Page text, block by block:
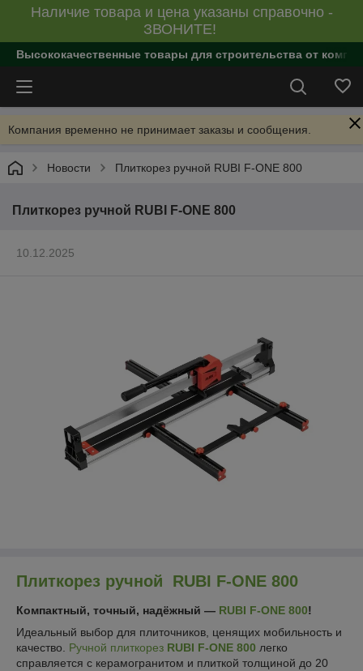
Наличие товара и цена указаны справочно -
ЗВОНИТЕ!
Высококачественные товары для строительства от
Компания временно не принимает заказы и сообщения.
Новости Плиткорез ручной RUBI F-ONE 800
Плиткорез ручной RUBI F-ONE 800
10.12.2025
Плиткорез ручной RUBI F-ONE 800
Компактный, точный, надёжный — RUBI F-ONE 800!
Идеальный выбор для плиточников, ценящих мобильность и
качество. Ручной плиткорез RUBI F-ONE 800 легко
справляется с керамогранитом и плиткой толщиной до 20